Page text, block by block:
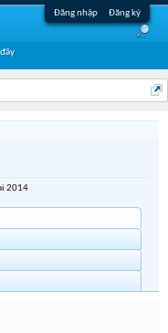
Đăng nhập Đăng ký
2014